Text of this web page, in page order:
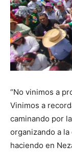
“No vinimos a
Vinimos a
caminando por
organizando a
haciendo en